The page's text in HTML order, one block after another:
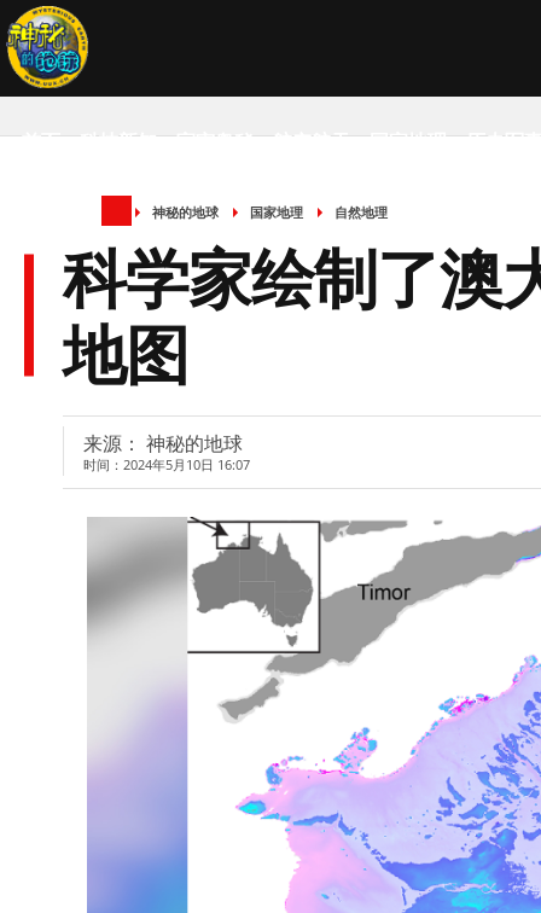
首页 科技新知 宇宙奥秘 航空航天 国家地理 历史军
神秘的地球 国家地理 自然地理
科学家绘制了澳
地图
来源： 神秘的地球
时间：2024年5月10日 16:07